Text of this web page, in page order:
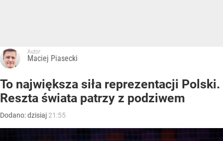
Autor:
Maciej Piasecki
To największa siła reprezentacji Polski.
Reszta świata patrzy z podziwem
Dodano:dzisiaj 21:55